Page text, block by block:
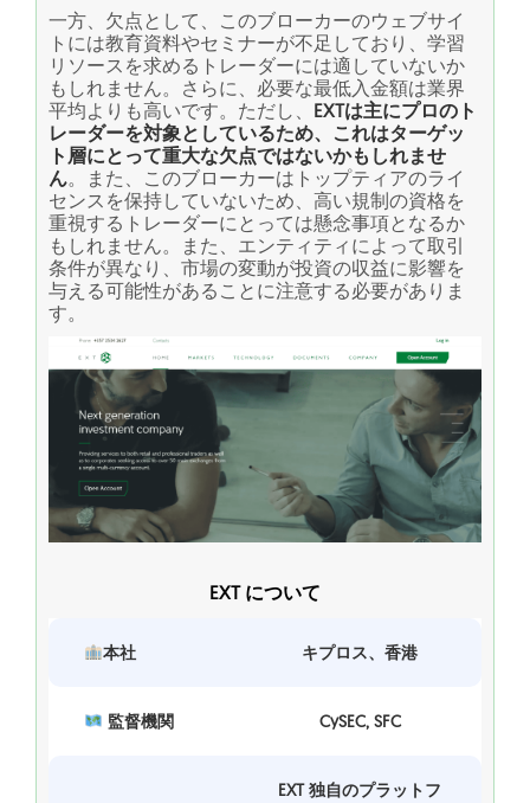
一方、欠点として、このブローカーのウェブサイ
トには教育資料やセミナーが不足しており、学習
リソースを求めるトレーダーには適していないか
もしれません。さらに、必要な最低入金額は業界
平均よりも高いです。ただし、 EXTは主にプロのト
レーダーを対象としているため、これはターゲッ
ト層にとって重大な欠点ではないかもしれませ
ん。また、このブローカーはトップティアのライ
センスを保持していないため、高い規制の資格を
重視するトレーダーにとっては懸念事項となるか
もしれません。また、エンティティによって取引
条件が異なり、市場の変動が投資の収益に影響を
与える可能性があることに注意する必要がありま
す。
EXT について
本社 キプロス、香港
監督機関 CySEC, SFC
EXT 独自のプラットフ